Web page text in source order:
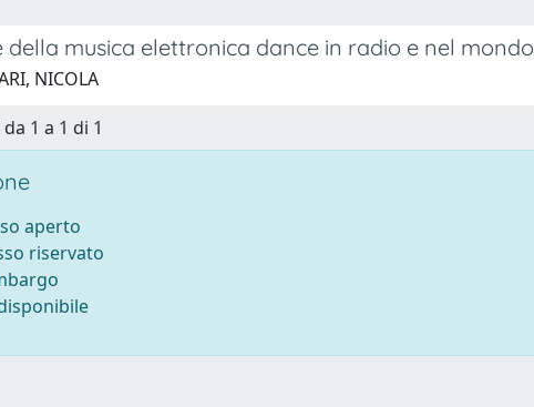
della musica elettronica dance in radio e nel mondo
NICOLA
1 a 1 di 1
aperto
riservato